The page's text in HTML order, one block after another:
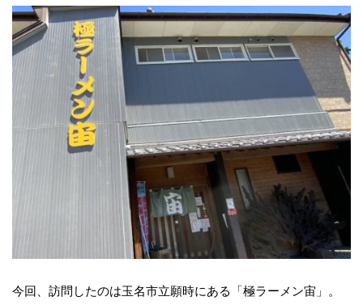
今回、訪問したのは玉名市立願時にある「極ラーメン宙」。